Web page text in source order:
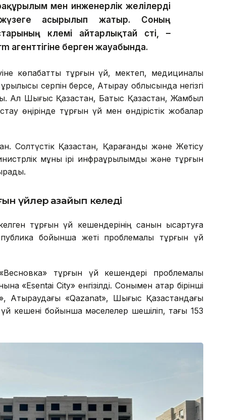
мен инженерлік желілерді
асырылып жатыр. Соның
көлемі айтарлықтай өсті, –
агенттігіне берген жауабында.
көпқабатты тұрғын үй, мектеп, медициналық
серпін берсе, Атырау облысында негізгі
Ал Шығыс Қазақстан, Батыс Қазақстан, Жамбыл
өңірінде тұрғын үй мен өндірістік жобалар
Солтүстік Қазақстан, Қарағанды және Жетісу
мұны ірі инфрақұрылымдық және тұрғын
үйлер азайып келеді
тұрғын үй кешендерінің санын қысқартуға
бойынша жеті проблемалы тұрғын үй
тұрғын үй кешендері проблемалы
«Esentai City» енгізілді. Сонымен қатар бірінші
Атыраудағы «Qazanat», Шығыс Қазақстандағы
кешені бойынша мәселелер шешіліп, тағы 153